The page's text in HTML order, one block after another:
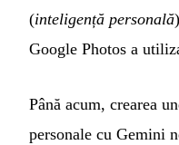
(inteligență personală
Google Photos a
Până acum, crearea
personale cu Gemini